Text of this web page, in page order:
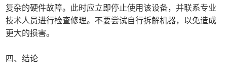
复杂的硬件故障。此时应立即停止使用该设备，并联系专业
技术人员进行检查修理。不要尝试自行拆解机器，以免造成
更大的损害。
四、结论